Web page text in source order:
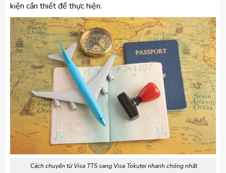
kiện cần thiết để thực hiện.
Cách chuyển từ Visa TTS sang Visa Tokutei nhanh chóng nhất